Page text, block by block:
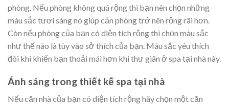
phòng. Nếu phòng không quá rộng thì bạn nên chọn những
màu sắc tươi sáng nó giúp căn phòng trở nên rộng rãi hơn.
Còn nếu phòng của bạn có diện tích rộng thì chọn màu sắc
như thế nào là tùy vào sở thích của bạn. Màu sắc yêu thích
đôi khi khiến bạn thoải mái hơn khi thư giãn ở spa tại nhà này.
Ánh sáng trong thiết kế spa tại nhà
Nếu căn nhà của bạn có diện tích rộng hãy chọn một căn